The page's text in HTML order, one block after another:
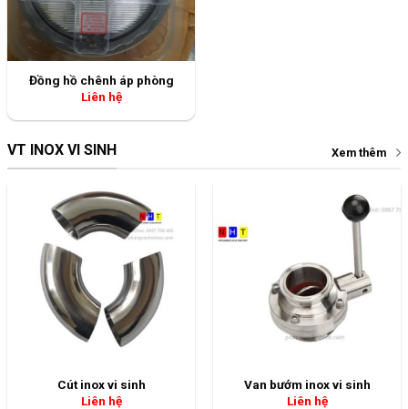
Đồng hồ chênh áp phòng
Liên hệ
VT INOX VI SINH Xem thêm
Cút inox vi sinh
Liên hệ
Van bướm inox vi sinh
Liên hệ